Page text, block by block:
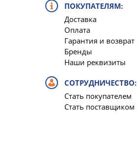
ПОКУПАТЕЛЯМ:
Доставка
Оплата
Гарантия и возврат
Бренды
Наши реквизиты
СОТРУДНИЧЕСТВО:
Стать покупателем
Стать поставщиком